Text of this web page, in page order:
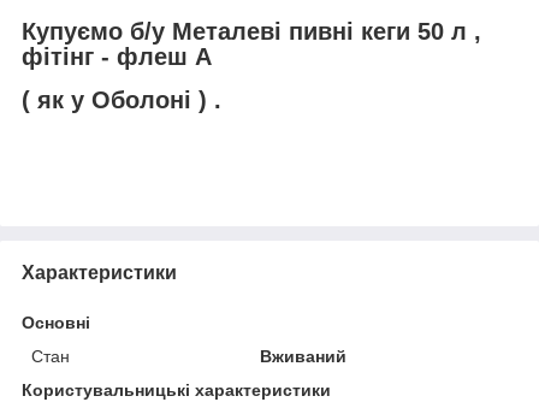
Купуємо б/у Металеві пивні кеги 50 л ,
фітінг - флеш А
( як у Оболоні ) .
Характеристики
Основні
Стан
Вживаний
Користувальницькі характеристики